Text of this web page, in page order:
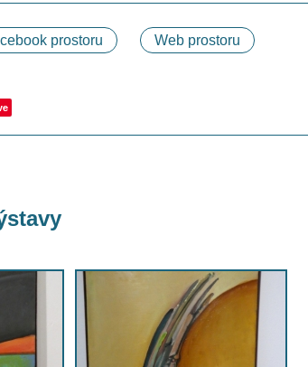
prostoru Web prostoru